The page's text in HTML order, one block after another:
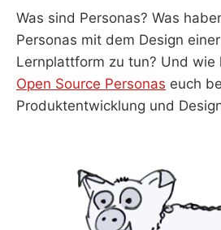
Was sind Personas? Was
Personas mit dem Design
Lernplattform zu tun? Und wie
Open Source Personas euch
Produktentwicklung und